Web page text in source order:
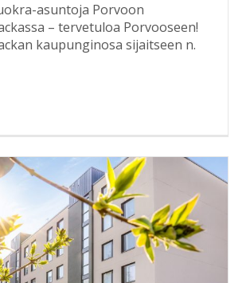
asuntoja Porvoon
– tervetuloa Porvooseen!
kaupunginosa sijaitseen n.